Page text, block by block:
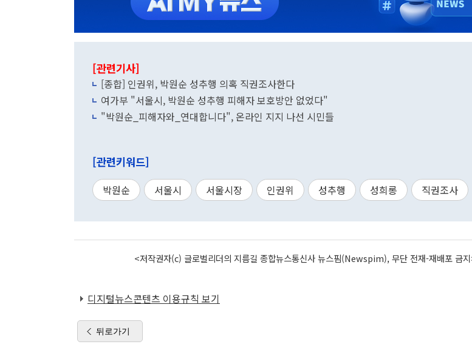
[관련기사]
[종합] 인권위, 박원순 성추행 의혹 직권조사한다
여가부 "서울시, 박원순 성추행 피해자 보호방안 없었다"
"박원순_피해자와_연대합니다", 온라인 지지 나선 시민들
[관련키워드]
박원순 서울시 서울시장 인권위 성추행 성희롱 직권조사
<저작권자(c) 글로벌리더의 지름길 종합뉴스통신사 뉴스핌(Newspim), 무단 전재-재배포 금
디지털뉴스콘텐츠 이용규칙 보기
뒤로가기